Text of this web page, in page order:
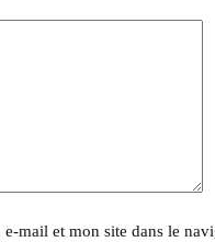
mail et mon site dans le